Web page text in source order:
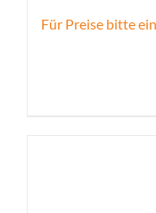
Für Preise bitte